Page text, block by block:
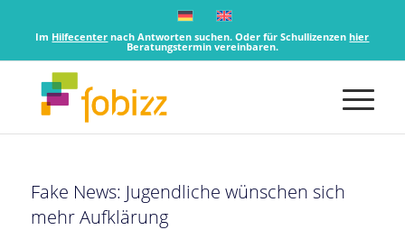
Im Hilfecenter nach Antworten suchen. Oder für Schullizenzenhier
Beratungstermin vereinbaren.
Fake News: Jugendliche wünschen sich
mehr Aufklärung